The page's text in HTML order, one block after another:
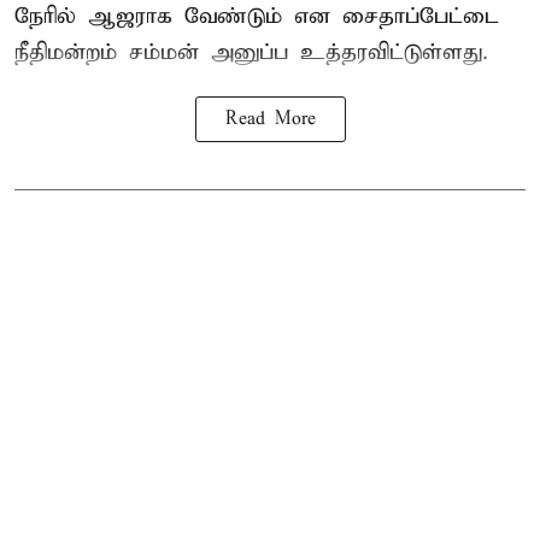
நேரில் ஆஜராக வேண்டும் என சைதாப்பேட்டை
நீதிமன்றம் சம்மன் அனுப்ப உத்தரவிட்டுள்ளது.
Read More